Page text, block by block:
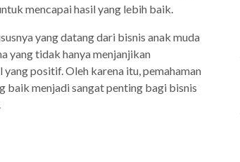
mencapai hasil yang lebih baik.
yang datang dari bisnis anak muda
yang tidak hanya menjanjikan
positif. Oleh karena itu, pemahaman
baik menjadi sangat penting bagi bisnis